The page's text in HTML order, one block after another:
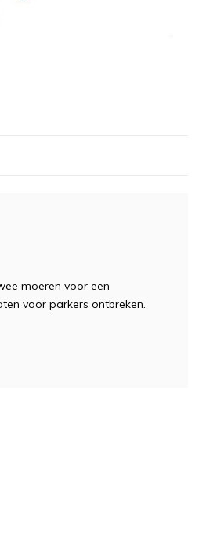
moeren voor een
voor parkers ontbreken.